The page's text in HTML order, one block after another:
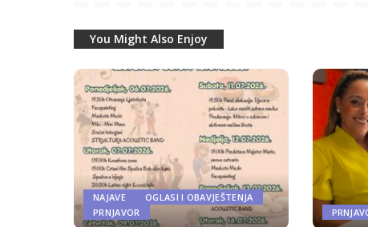
You Might Also Enjoy
NAJAVE
OGLASI I OBAVJEŠTENJA
PRNJAVOR